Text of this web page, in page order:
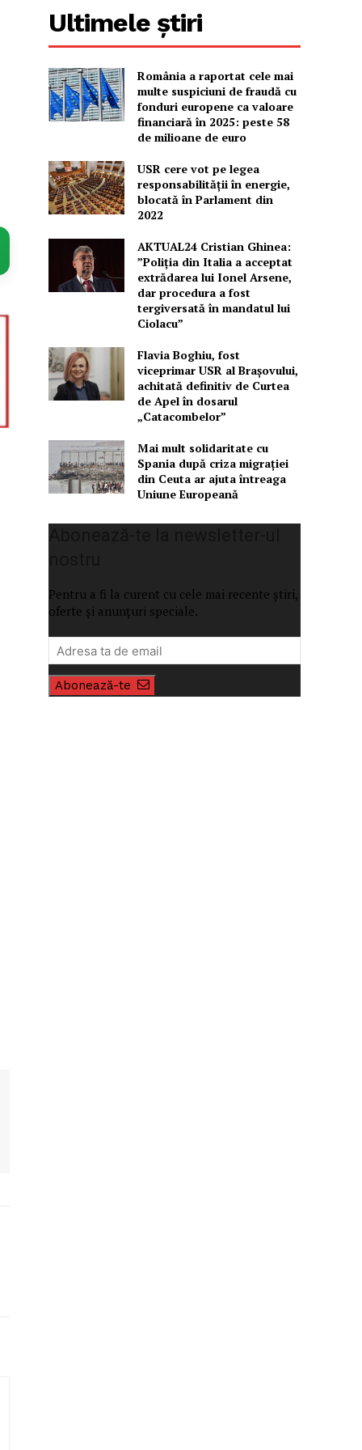
Ultimele știri
România a raportat cele mai
multe suspiciuni de fraudă cu
fonduri europene ca valoare
financiară în 2025: peste 58
de milioane de euro
USR cere vot pe legea
responsabilității în energie,
blocată în Parlament din
2022
AKTUAL24 Cristian Ghinea:
”Poliția din Italia a acceptat
extrădarea lui Ionel Arsene,
dar procedura a fost
tergiversată în mandatul lui
Ciolacu”
Flavia Boghiu, fost
viceprimar USR al Brașovului,
achitată definitiv de Curtea
de Apel în dosarul
„Catacombelor”
Mai mult solidaritate cu
Spania după criza migrației
din Ceuta ar ajuta întreaga
Uniune Europeană
Pentru a fi la curent cu cele mai recente știri,
oferte și anunțuri speciale.
Abonează-te